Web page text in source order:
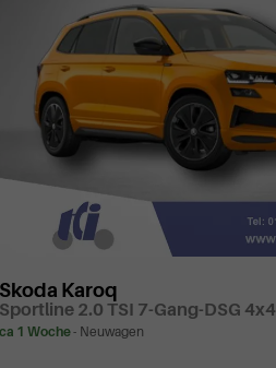
Skoda Karoq
Sportline 2.0 TSI 7-Gang-DSG 4x4
ca 1 Woche Neuwagen